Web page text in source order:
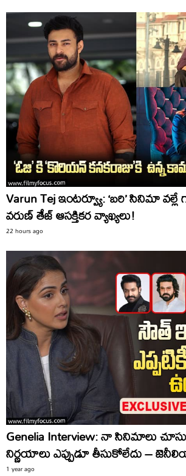
Varun Tej ఇంటర్వ్యూ: ‘బరి’ సినిమా
వరుణ్ తేజ్ ఆసక్తికర వ్యాఖ్యలు!
22 hours ago
Genelia Interview: నా సినిమాలు
నిర్ణయాలు ఎప్పుడూ తీసుకోలేదు –
1 year ago